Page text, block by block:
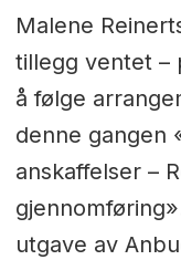
Malene
tillegg ventet –
å følge
denne gangen
anskaffelser –
utgave av